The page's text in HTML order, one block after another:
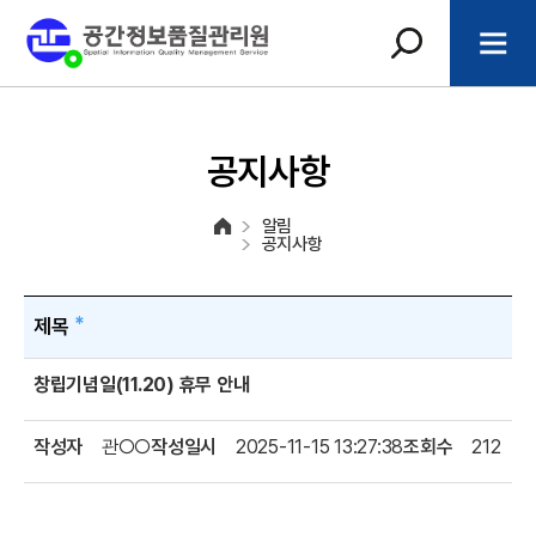
공지사항
알림
공지사항
제목
창립기념일(11.20) 휴무 안내
작성자 관○○작성일시 2025-11-15 13:27:38조회수 212